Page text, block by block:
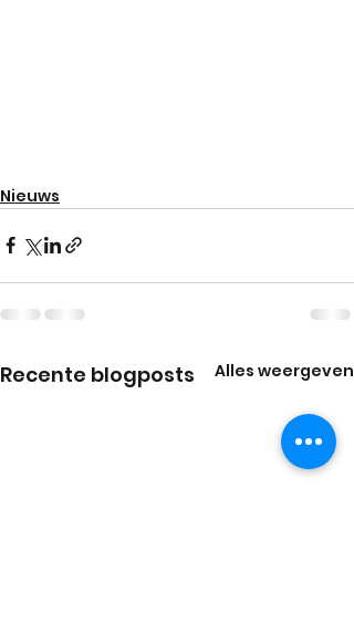
Nieuws
Recente blogposts Alles weergeven